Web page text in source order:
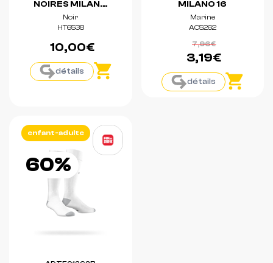
NOIRES MILANO
23
Noir
HT6538
10,00€
détails
MILANO 16
Marine
AC5262
7,96€
3,19€
détails
enfant-adulte
60%